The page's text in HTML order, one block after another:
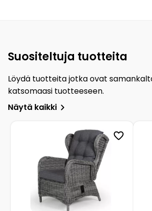
Suositeltuja tuotteita
Löydä tuotteita jotka ovat
katsomaasi tuotteeseen.
Näytä kaikki